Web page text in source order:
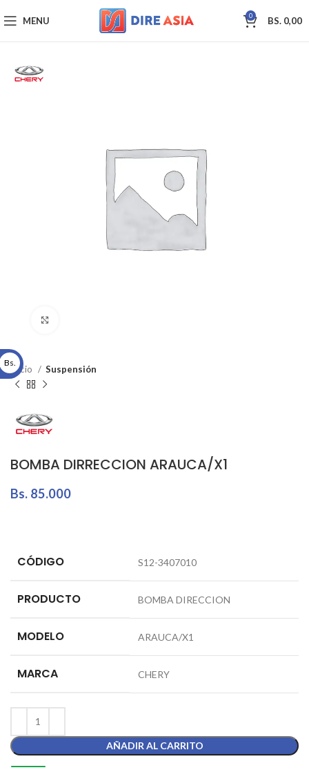
MENU 0 BS. 0,00
Inicio Suspensión
BOMBA DIRRECCION ARAUCA/X1
Bs. 85.000
CÓDIGO S12-3407010
PRODUCTO BOMBA DIRECCION
MODELO ARAUCA/X1
MARCA CHERY
AÑADIR AL CARRITO
Bs.